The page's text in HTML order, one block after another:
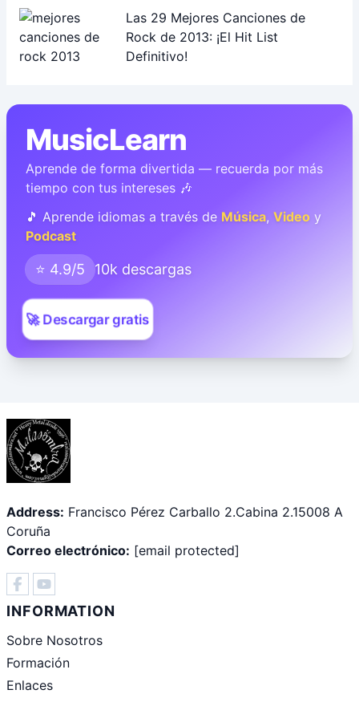
Las 29 Mejores Canciones de
Rock de 2013: ¡El Hit List
Definitivo!
MusicLearn
Aprende de forma divertida — recuerda por más
tiempo con tus intereses 🎶
🎵 Aprende idiomas a través de Música, Video y
Podcast
⭐ 4.9/5 10k descargas
🚀 Descargar gratis
Address: Francisco Pérez Carballo 2.Cabina 2.15008 A
Coruña
Correo electrónico: [email protected]
INFORMATION
Sobre Nosotros
Formación
Enlaces